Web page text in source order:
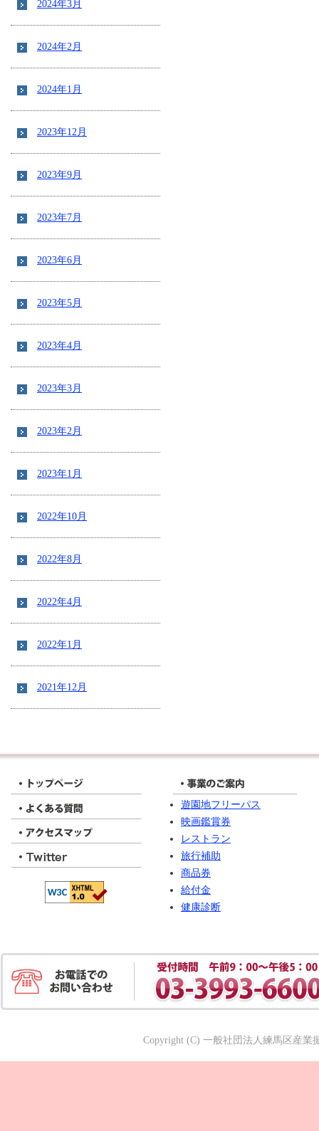
2024年3月
2024年2月
2024年1月
2023年12月
2023年9月
2023年7月
2023年6月
2023年5月
2023年4月
2023年3月
2023年2月
2023年1月
2022年10月
2022年8月
2022年4月
2022年1月
2021年12月
遊園地フリーパス
映画鑑賞券
レストラン
旅行補助
商品券
給付金
健康診断
Copyright (C) 一般社団法人練馬区産